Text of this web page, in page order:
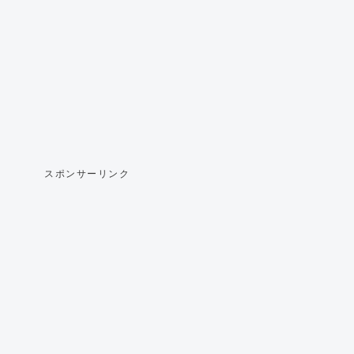
スポンサーリンク